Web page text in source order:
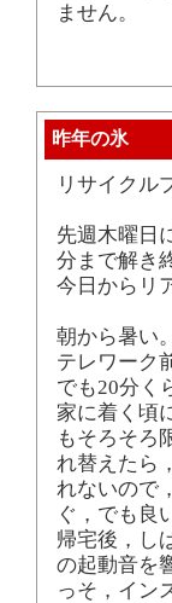
ません。
昨年の氷
リサイクル
先週木曜日
分まで解き
今日からリ
朝から暑い
テレワーク
でも20分く
家に着く頃
もそろそろ
れ替えたら
れないので
ぐ，でも良
帰宅後，し
の起動音を
っそ，イン